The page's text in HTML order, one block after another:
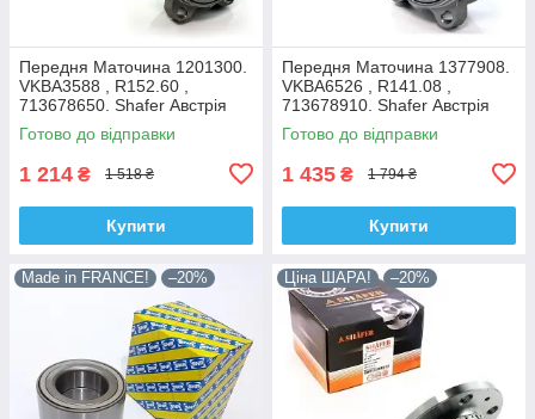
Передня Маточина 1201300.
VKBA3588 , R152.60 ,
713678650. Shafer Австрія
Готово до відправки
1 214 ₴ 1 518 ₴
Купити
Передня Маточина 1377908.
VKBA6526 , R141.08 ,
713678910. Shafer Австрія
Готово до відправки
1 435 ₴ 1 794 ₴
Купити
Made in FRANCE! –20% Ціна ШАРА! –20%